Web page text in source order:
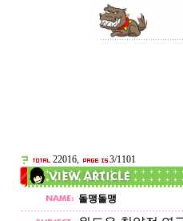
22016, 3/1101
돌맹돌맹